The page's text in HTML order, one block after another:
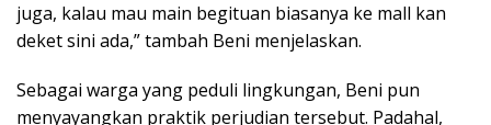
juga, kalau mau main begituan biasanya ke mall kan
deket sini ada,” tambah Beni menjelaskan.
Sebagai warga yang peduli lingkungan, Beni pun
menyayangkan praktik perjudian tersebut. Padahal,